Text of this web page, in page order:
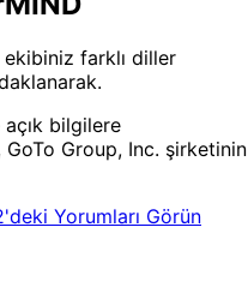
farklı diller
bilgilere
Group, Inc. şirketinin
Yorumları Görün